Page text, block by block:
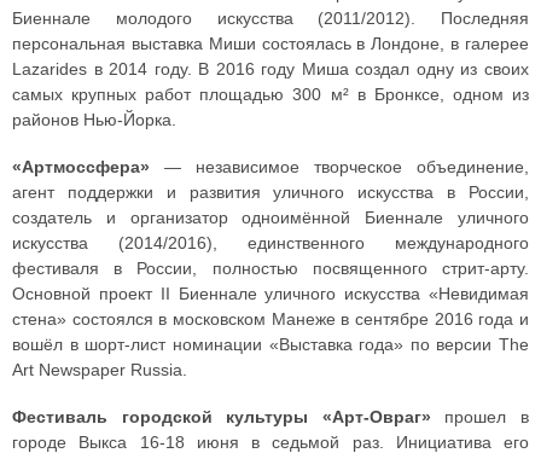
Биеннале молодого искусства (2011/2012). Последняя
персональная выставка Миши состоялась в Лондоне, в галерее
Lazarides в 2014 году. В 2016 году Миша создал одну из своих
самых крупных работ площадью 300 м² в Бронксе, одном из
районов Нью-Йорка.
«Артмоссфера» — независимое творческое объединение,
агент поддержки и развития уличного искусства в России,
создатель и организатор одноимённой Биеннале уличного
искусства (2014/2016), единственного международного
фестиваля в России, полностью посвященного стрит-арту.
Основной проект II Биеннале уличного искусства «Невидимая
стена» состоялся в московском Манеже в сентябре 2016 года и
вошёл в шорт-лист номинации «Выставка года» по версии The
Art Newspaper Russia.
Фестиваль городской культуры «Арт-Овраг» прошел в
городе Выкса 16-18 июня в седьмой раз. Инициатива его